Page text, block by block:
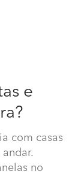
e
com casas
no